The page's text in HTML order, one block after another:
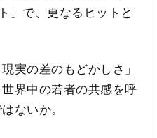
」で、更なるヒットと
実の差のもどかしさ」
界中の若者の共感を呼
ないか。